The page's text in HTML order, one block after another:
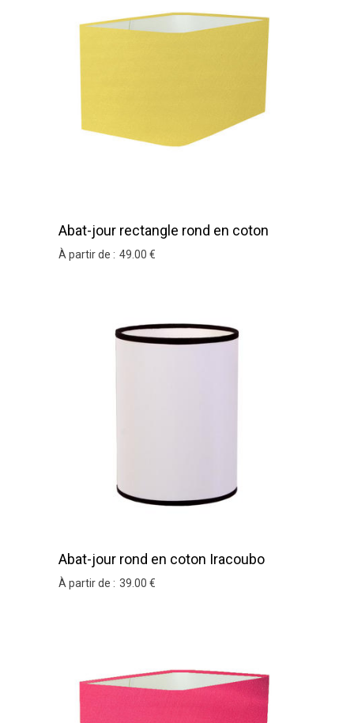
Abat-jour rectangle rond en coton
jaune pâle
À partir de : 49 .00 €
Abat-jour rond en coton Iracoubo
À partir de : 39 .00 €